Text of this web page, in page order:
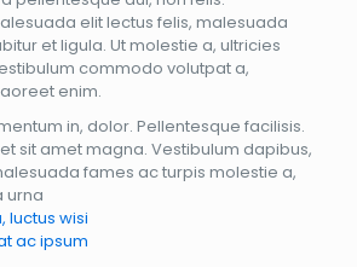
elit lectus felis, malesuada
et ligula. Ut molestie a, ultricies
commodo volutpat a,
enim.
in, dolor. Pellentesque facilisis.
sit amet magna. Vestibulum dapibus,
fames ac turpis molestie a,
urna
luctus wisi
ac ipsum